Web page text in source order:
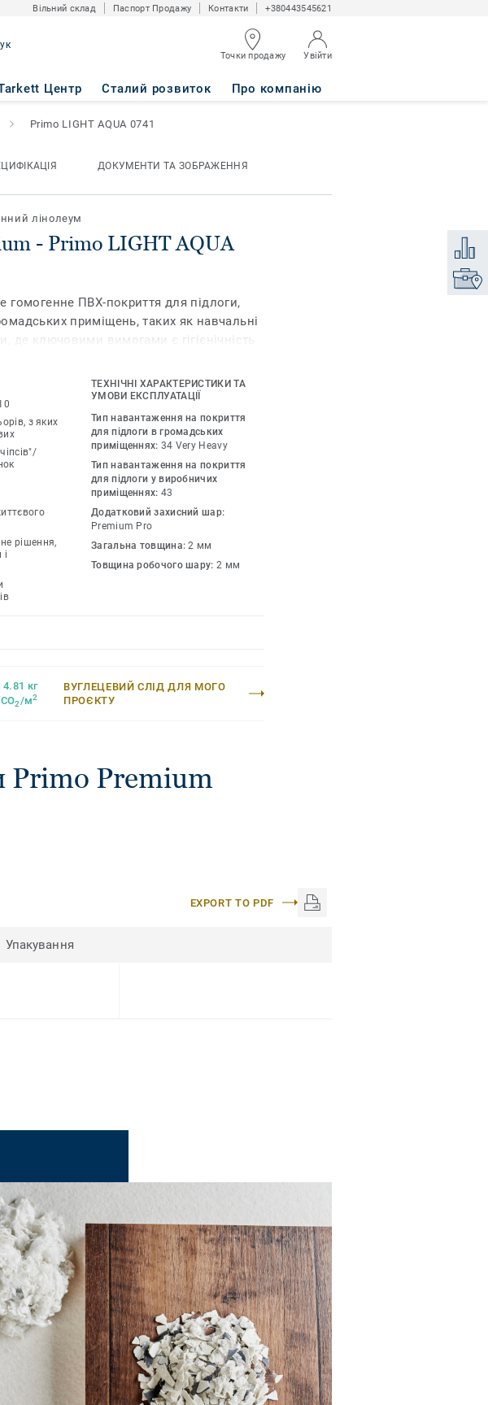
Вільний склад Паспорт Продажу Контакти +380443545621
Точки продажу Увійти
Центр Сталий розвиток Про компанію
Primo LIGHT AQUA 0741
ДОКУМЕНТИ ТА ЗОБРАЖЕННЯ
лінолеум
- Primo LIGHT AQUA
гомогенне ПВХ-покриття для підлоги,
приміщень, таких як навчальні
де ключовими вимогами є гігієнічність
Зміцнена поліуретаном поверхня
довговічність та простіший догляд.
Premium узгоджується з іншими
групи Premium.
з яких
рішення,
ТЕХНІЧНІ ХАРАКТЕРИСТИКИ ТА
УМОВИ ЕКСПЛУАТАЦІЇ
Тип навантаження на покриття
для підлоги в громадських
приміщеннях: 34 Very Heavy
Тип навантаження на покриття
для підлоги у виробничих
приміщеннях: 43
Додатковий захисний шар:
Premium Pro
Загальна товщина:2 мм
Товщина робочого шару: 2 мм
4.81 кг
CO2/м2
ВУГЛЕЦЕВИЙ СЛІД ДЛЯ МОГО
ПРОЄКТУ
Primo Premium
EXPORT TO PDF
Упакування